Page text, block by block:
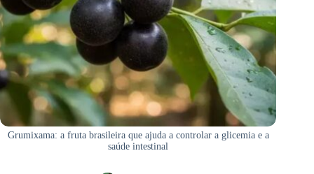
Grumixama: a fruta brasileira que ajuda a controlar a glicemia e a
saúde intestinal